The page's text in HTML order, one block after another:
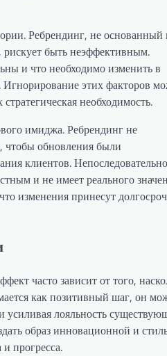
Ребрендинг, не основанный
рискует быть неэффективным.
и что необходимо изменить в
этих факторов
необходимость.
имиджа. Ребрендинг не
чтобы обновления были
клиентов.
и не имеет реального
изменения принесут
часто зависит от того,
как позитивный шаг, он
лояльность
образ инновационной и
прогресса.